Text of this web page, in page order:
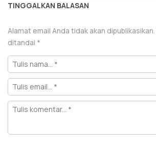
TINGGALKAN BALASAN
Alamat email Anda tidak akan dipublikasikan.
ditandai *